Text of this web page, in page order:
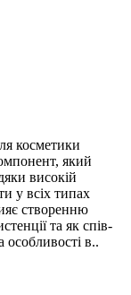
косметики
який
високій
у всіх типах
створенню
та як спів-
особливості в..